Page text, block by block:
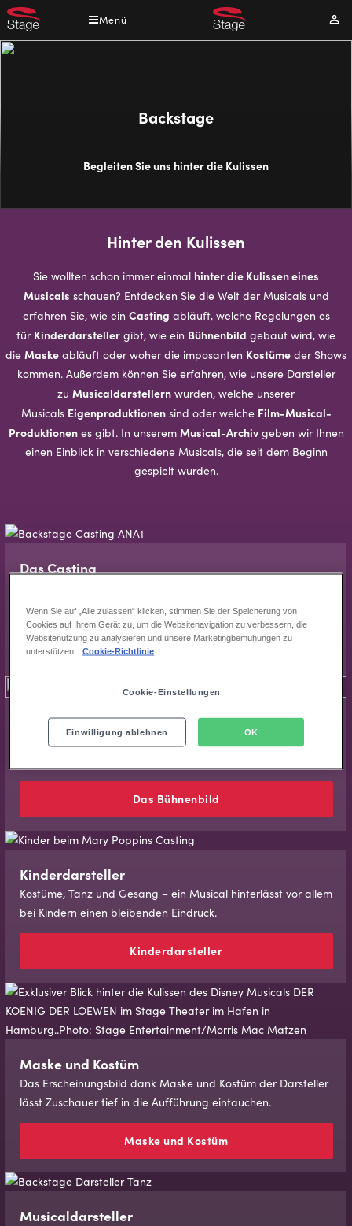
Direkt
zum
Inhalt
Menü
Backstage
Begleiten Sie uns hinter die Kulissen
Hinter den Kulissen
Sie wollten schon immer einmal hinter die Kulissen eines
Musicals schauen? Entdecken Sie die Welt der Musicals und
erfahren Sie, wie ein Casting abläuft, welche Regelungen es
für Kinderdarsteller gibt, wie ein Bühnenbild gebaut wird, wie
die Maske abläuft oder woher die imposanten Kostüme der Shows
kommen. Außerdem können Sie erfahren, wie unsere Darsteller
zu Musicaldarstellern wurden, welche unserer
Musicals Eigenproduktionensind oder welche Film-Musical-
Produktionenes gibt. In unserem Musical-Archivgeben wir Ihnen
einen Einblick in verschiedene Musicals, die seit dem Beginn
gespielt wurden.
Das Cas­ting
die perfekte Besetzung einer Produktion geht.
Das Cas­ting
Das Büh­nen­bild
Hinter der Konstruktion eines Bühnenbildes steckt mehr
Das Büh­nen­bild
Kinderdarsteller
Kostüme, Tanz und Gesang – ein Musical hinterlässt vor allem
bei Kindern einen bleibenden Eindruck.
Kinderdarsteller
Maske und Kos­tüm
Das Erscheinungsbild dank Maske und Kostüm der Darsteller
lässt Zuschauer tief in die Aufführung eintauchen.
Maske und Kos­tüm
Mu­si­caldar­stel­ler
Wenn Sie auf „Alle zulassen“ klicken, stimmen Sie der Speicherung von
Cookies auf Ihrem Gerät zu, um die Websitenavigation zu verbessern, die
Websitenutzung zu analysieren und unsere Marketingbemühungen zu
unterstützen.
Cookie-Richtlinie
Cookie-Einstellungen
Einwilligung ablehnen OK